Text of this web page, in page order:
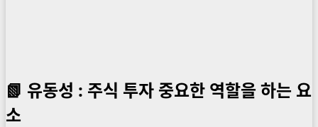
📗 유동성 : 주식 투자 중요한 역할을 하는 요
소